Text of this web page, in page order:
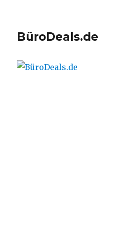
BüroDeals.de